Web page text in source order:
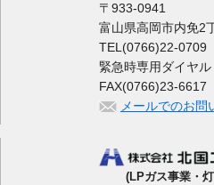
〒933-0941
富山県高岡市内免2
TEL(0766)22-0709
緊急時専用ダイヤ
FAX(0766)23-6617
メールでのお問
(LPガス事業・